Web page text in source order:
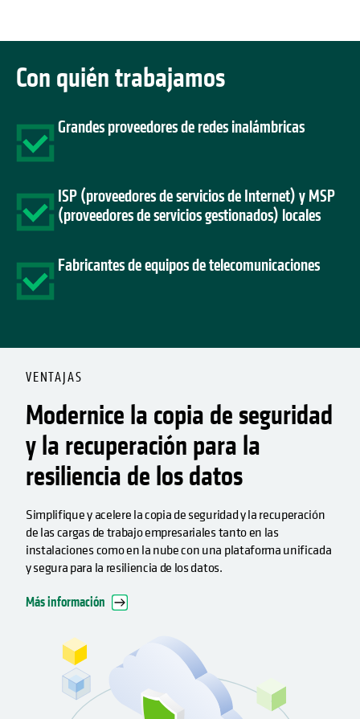
Con quién trabajamos
Grandes proveedores de redes inalámbricas
ISP (proveedores de servicios de Internet) y MSP
(proveedores de servicios gestionados) locales
Fabricantes de equipos de telecomunicaciones
VENTAJAS
Modernice la copia de seguridad
y la recuperación para la
resiliencia de los datos
Simplifique y acelere la copia de seguridad y la recuperación
de las cargas de trabajo empresariales tanto en las
instalaciones como en la nube con una plataforma unificada
y segura para la resiliencia de los datos.
Más información